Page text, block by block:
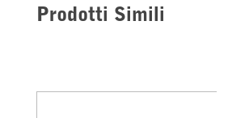
Prodotti Simili